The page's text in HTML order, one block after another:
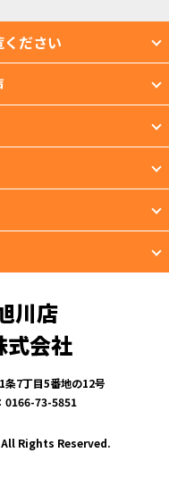
ださい
川店
式会社
7丁目5番地の12号
0166-73-5851
Rights Reserved.